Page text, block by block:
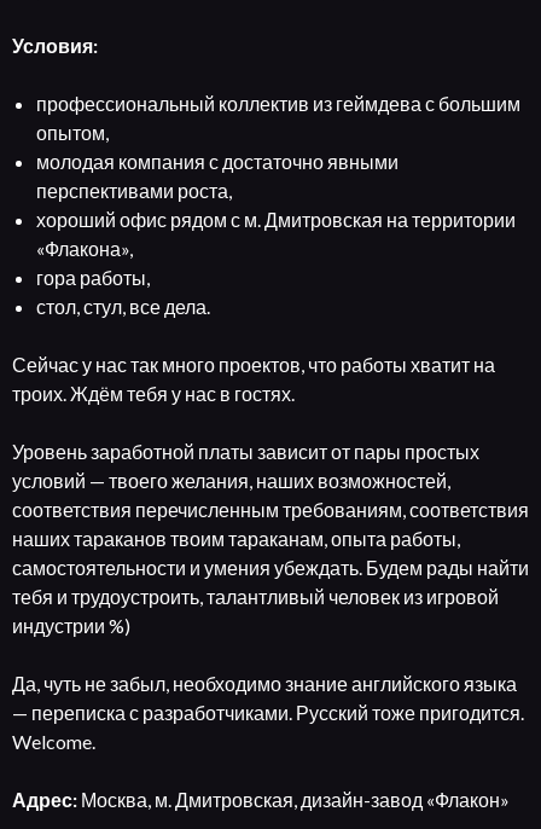
Условия:
профессиональный коллектив из геймдева с большим
опытом,
молодая компания с достаточно явными
перспективами роста,
хороший офис рядом с м. Дмитровская на территории
«Флакона»,
гора работы,
стол, стул, все дела.
Сейчас у нас так много проектов, что работы хватит на
троих. Ждём тебя у нас в гостях.
Уровень заработной платы зависит от пары простых
условий — твоего желания, наших возможностей,
соответствия перечисленным требованиям, соответствия
наших тараканов твоим тараканам, опыта работы,
самостоятельности и умения убеждать. Будем рады найти
тебя и трудоустроить, талантливый человек из игровой
индустрии %)
Да, чуть не забыл, необходимо знание английского языка
— переписка с разработчиками. Русский тоже пригодится.
Welcome.
Адрес: Москва, м. Дмитровская, дизайн-завод «Флакон»